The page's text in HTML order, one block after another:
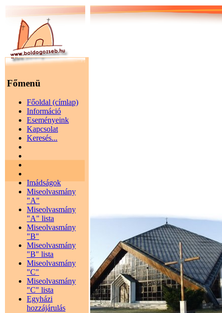
Főmenü
Főoldal (címlap)
Információ
Eseményeink
Kapcsolat
Keresés...
Imádságok
Miseolvasmány
"A"
Miseolvasmány
"A" lista
Miseolvasmány
"B"
Miseolvasmány
"B" lista
Miseolvasmány
"C"
Miseolvasmány
"C" lista
Egyházi
hozzájárulás